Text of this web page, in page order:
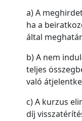
a) A
ha a
által
b) A nem
teljes
való
c) A kurzus
díj